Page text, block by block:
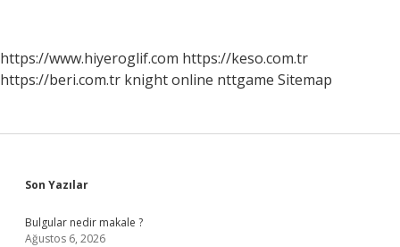
https://www.hiyeroglif.com https://keso.com.tr
https://beri.com.tr knight online nttgame Sitemap
Sidebar
Son Yazılar
Bulgular nedir makale ?
Ağustos 6, 2026